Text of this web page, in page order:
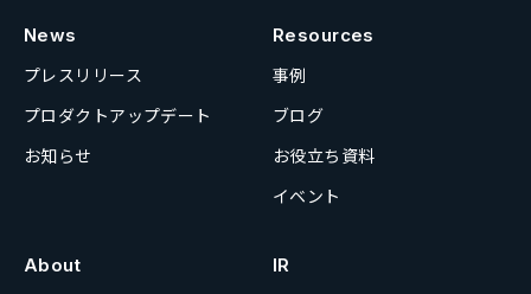
News
プレスリリース
プロダクトアップデート
お知らせ
Resources
事例
ブログ
お役立ち資料
イベント
About IR